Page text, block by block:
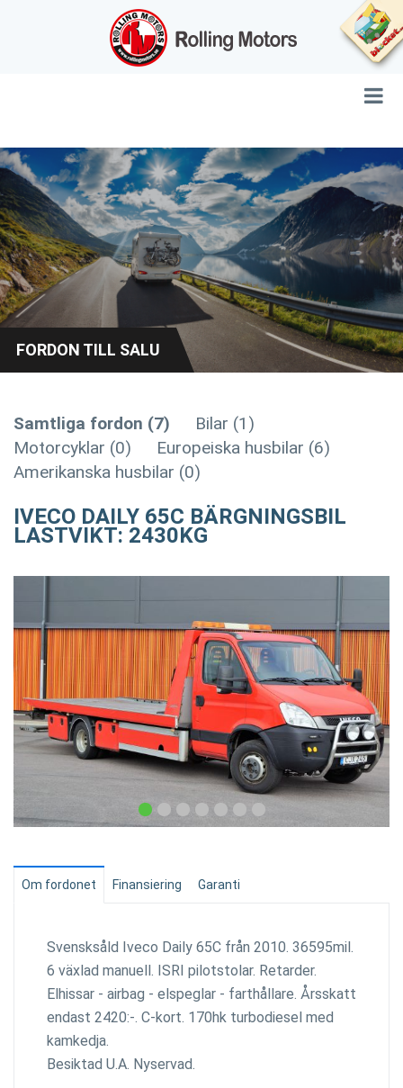
FORDON TILL SALU
Samtliga fordon (7)
Bilar (1)
Motorcyklar (0)
Europeiska husbilar (6)
Amerikanska husbilar (0)
IVECO DAILY 65C BÄRGNINGSBIL
LASTVIKT: 2430KG
Om fordonet Finansiering Garanti
Svensksåld Iveco Daily 65C från 2010. 36595mil.
6 växlad manuell. ISRI pilotstolar. Retarder.
Elhissar - airbag - elspeglar - farthållare. Årsskatt
endast 2420:-. C-kort. 170hk turbodiesel med
kamkedja.
Besiktad U.A. Nyservad.